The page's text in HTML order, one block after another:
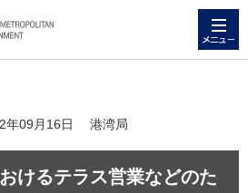
年09月16日 港湾局
けるテラス営業などのた